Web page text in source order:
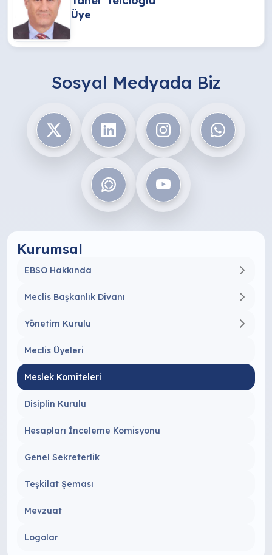
Üye
Sosyal Medyada Biz
Kurumsal
EBSO Hakkında
Meclis Başkanlık Divanı
Yönetim Kurulu
Meclis Üyeleri
Meslek Komiteleri
Disiplin Kurulu
Hesapları İnceleme Komisyonu
Genel Sekreterlik
Teşkilat Şeması
Mevzuat
Logolar